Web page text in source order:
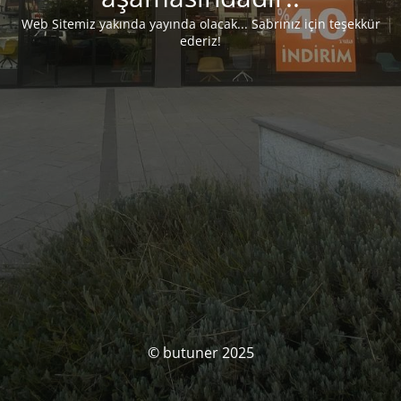
Web Sitemiz yakında yayında olacak... Sabrınız için teşekkür
ederiz!
© butuner 2025